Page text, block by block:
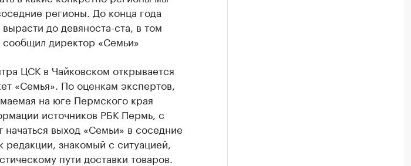
регионы. До конца года
до девяноста-ста, в том
директор «Семьи»
ЦСК в Чайковском открывается
«Семья». По оценкам экспертов,
на юге Пермского края
источников РБК Пермь, с
выход «Семьи» в соседние
знакомый с ситуацией,
пути доставки товаров.